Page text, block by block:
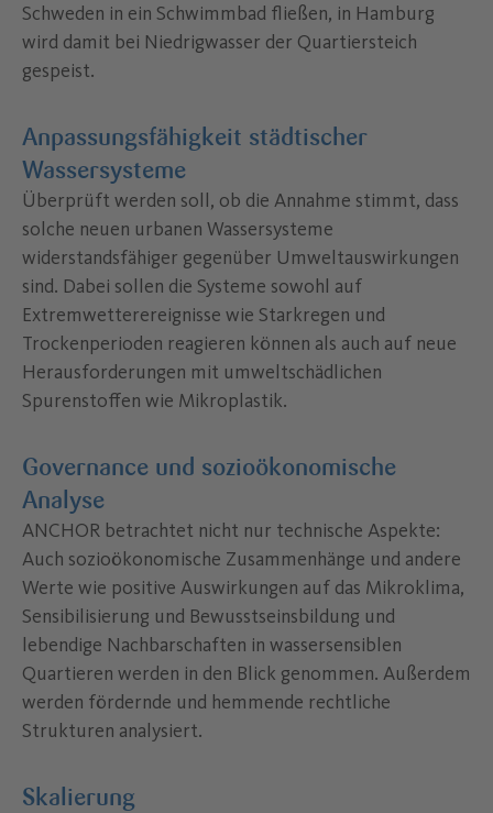
Schweden in ein Schwimmbad fließen, in Hamburg
wird damit bei Niedrigwasser der Quartiersteich
gespeist.
Anpassungsfähigkeit städtischer
Wassersysteme
Überprüft werden soll, ob die Annahme stimmt, dass
solche neuen urbanen Wassersysteme
widerstandsfähiger gegenüber Umweltauswirkungen
sind. Dabei sollen die Systeme sowohl auf
Extremwetterereignisse wie Starkregen und
Trockenperioden reagieren können als auch auf neue
Herausforderungen mit umweltschädlichen
Spurenstoffen wie Mikroplastik.
Governance und sozioökonomische
Analyse
ANCHOR betrachtet nicht nur technische Aspekte:
Auch sozioökonomische Zusammenhänge und andere
Werte wie positive Auswirkungen auf das Mikroklima,
Sensibilisierung und Bewusstseinsbildung und
lebendige Nachbarschaften in wassersensiblen
Quartieren werden in den Blick genommen. Außerdem
werden fördernde und hemmende rechtliche
Strukturen analysiert.
Skalierung